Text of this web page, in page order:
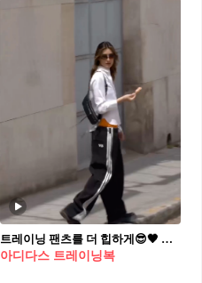
트레이닝 팬츠를 더 힙하게😎🖤 요즘 핫템 트레이닝 팬츠는 셔츠와 함께 믹스매치❤️‍🔥 @따라해
아디다스 트레이닝복